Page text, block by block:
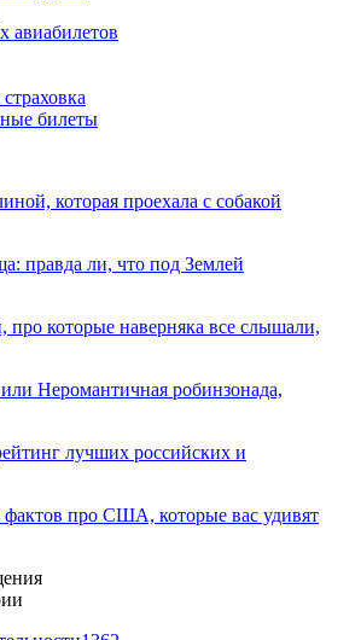
авиабилетов
билеты
которая проехала с собакой
правда ли, что под Землей
про которые наверняка все слышали,
Неромантичная робинзонада,
лучших российских и
про США, которые вас удивят